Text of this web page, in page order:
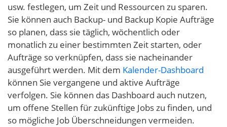
usw. festlegen, um Zeit und Ressourcen zu sparen.
Sie können auch Backup- und Backup Kopie Aufträge
so planen, dass sie täglich, wöchentlich oder
monatlich zu einer bestimmten Zeit starten, oder
Aufträge so verknüpfen, dass sie nacheinander
ausgeführt werden. Mit dem Kalender-Dashboard
können Sie vergangene und aktive Aufträge
verfolgen. Sie können das Dashboard auch nutzen,
um offene Stellen für zukünftige Jobs zu finden, und
so mögliche Job Überschneidungen vermeiden.